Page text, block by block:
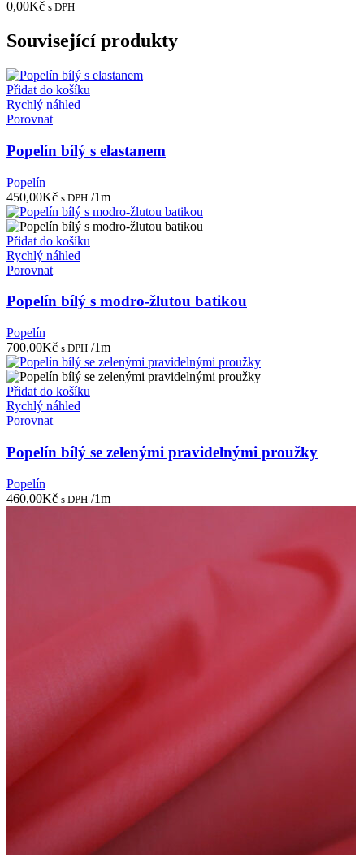
0,00Kč s DPH
Související produkty
Přidat do košíku
Rychlý náhled
Porovnat
Popelín bílý s elastanem
Popelín
450,00Kč s DPH /1m
Přidat do košíku
Rychlý náhled
Porovnat
Popelín bílý s modro-žlutou batikou
Popelín
700,00Kč s DPH /1m
Přidat do košíku
Rychlý náhled
Porovnat
Popelín bílý se zelenými pravidelnými proužky
Popelín
460,00Kč s DPH /1m